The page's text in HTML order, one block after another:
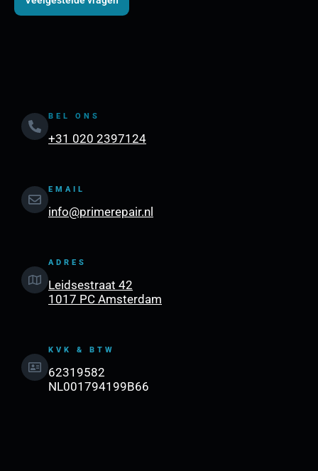
BEL ONS
+31 020 2397124
EMAIL
info@primerepair.nl
ADRES
Leidsestraat 42
1017 PC Amsterdam
KVK & BTW
62319582
NL001794199B66